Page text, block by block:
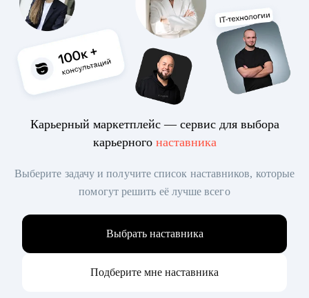
Карьерный маркетплейс — сервис для выбора
карьерного наставника
Выберите задачу и получите список наставников, которые
помогут решить её лучше всего
Выбрать наставника
Подберите мне наставника